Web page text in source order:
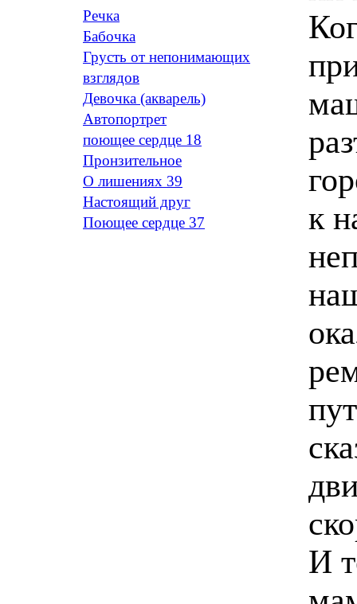
Речка
Бабочка
Грусть от непонимающих
взглядов
Девочка (акварель)
Автопортрет
поющее сердце 18
Пронзительное
О лишениях 39
Настоящий друг
Поющее сердце 37
к
И